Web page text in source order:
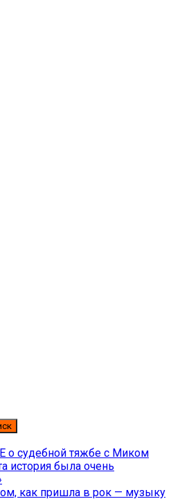
ограничений
о судебной тяжбе с Миком
история была очень
как пришла в рок — музыку